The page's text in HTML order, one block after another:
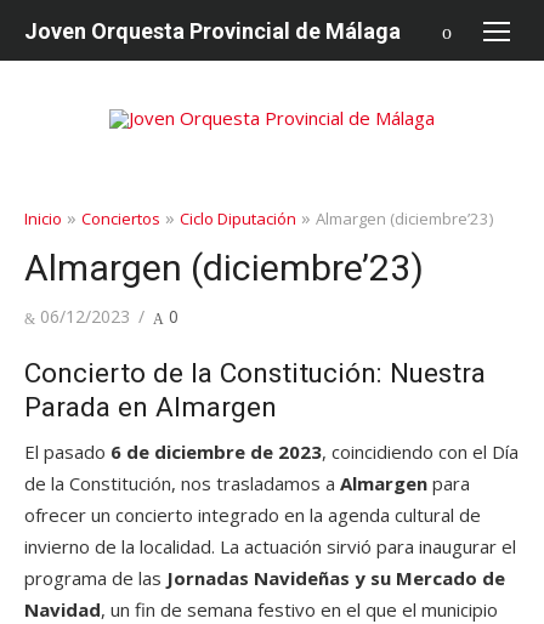
Joven Orquesta Provincial de Málaga
Inicio » Conciertos » Ciclo Diputación » Almargen (diciembre’23)
Almargen (diciembre’23)
Publicado
06/12/2023 0
Concierto de la Constitución: Nuestra
Parada en Almargen
El pasado 6 de diciembre de 2023, coincidiendo con el Día
de la Constitución, nos trasladamos a Almargen para
ofrecer un concierto integrado en la agenda cultural de
invierno de la localidad. La actuación sirvió para inaugurar el
programa de las Jornadas Navideñas y su Mercado de
Navidad, un fin de semana festivo en el que el municipio